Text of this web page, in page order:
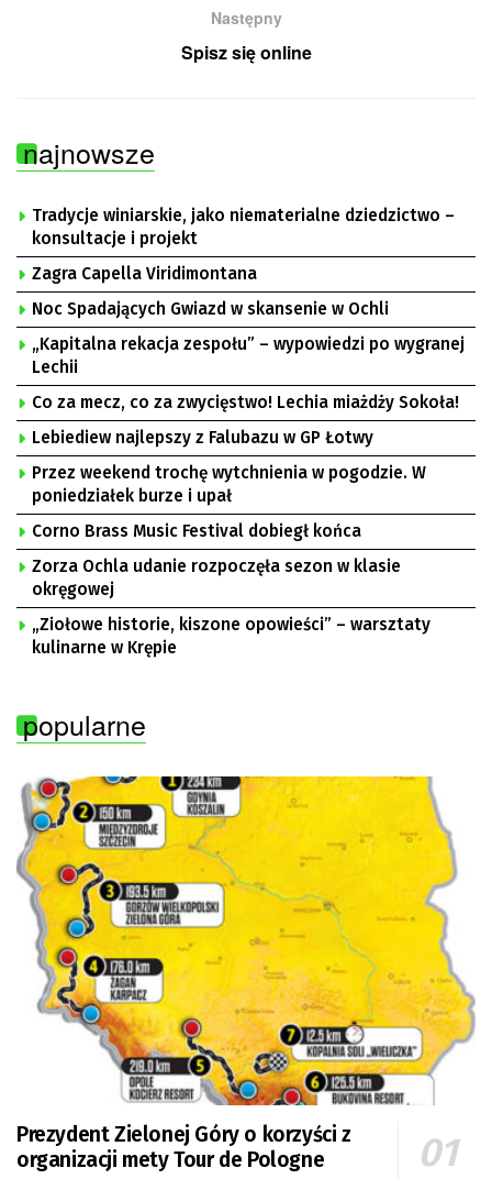
Następny
Spisz się online
najnowsze
Tradycje winiarskie, jako niematerialne dziedzictwo –
konsultacje i projekt
Zagra Capella Viridimontana
Noc Spadających Gwiazd w skansenie w Ochli
„Kapitalna rekacja zespołu” – wypowiedzi po wygranej
Lechii
Co za mecz, co za zwycięstwo! Lechia miażdży Sokoła!
Lebiediew najlepszy z Falubazu w GP Łotwy
Przez weekend trochę wytchnienia w pogodzie. W
poniedziałek burze i upał
Corno Brass Music Festival dobiegł końca
Zorza Ochla udanie rozpoczęła sezon w klasie
okręgowej
„Ziołowe historie, kiszone opowieści” – warsztaty
kulinarne w Krępie
popularne
Prezydent Zielonej Góry o korzyści z
organizacji mety Tour de Pologne